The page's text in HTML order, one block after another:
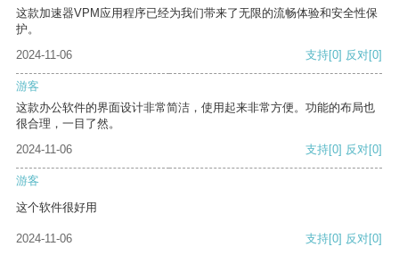
这款加速器VPM应用程序已经为我们带来了无限的流畅体验和安全性保
护。
2024-11-06
支持[0] 反对[0]
游客
这款办公软件的界面设计非常简洁，使用起来非常方便。功能的布局也
很合理，一目了然。
2024-11-06
支持[0] 反对[0]
游客
这个软件很好用
2024-11-06 支持[0] 反对[0]